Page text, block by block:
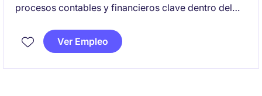
procesos contables y financieros clave dentro del
perfil orientado al detalle, con capacidad de análisis
y enfoque en la precisión de los reportes financieros.
Ver Empleo